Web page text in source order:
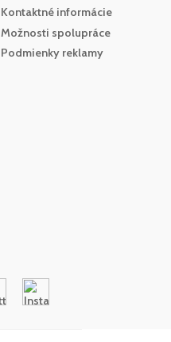
Kontaktné informácie
Možnosti spolupráce
Podmienky reklamy